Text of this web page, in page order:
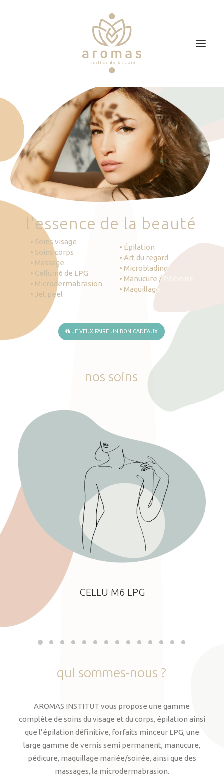
Soins
Je veux faire un bon cadeau
Plan d’accès
Prendre RDV
'essence de la beauté
• Soins visage
• Soins corps
• Massage
• Cellum6 de LPG
• Microdermabrasion
• Jet peel
• Épilation
• Art du regard
• Microblading
• Manucure / Pédicure
• Maquillage
JE VEUX FAIRE UN BON CADEAUX
nos soins
CELLU M6 LPG
qui sommes-nous ?
AROMAS INSTITUT vous propose une gamme
complète de soins du visage et du corps, épilation ainsi
que l’épilation définitive, forfaits minceur LPG, une
large gamme de vernis semi permanent, manucure,
pédicure, maquillage mariée/soirée, ainsi que des
massages, la microdermabrasion.